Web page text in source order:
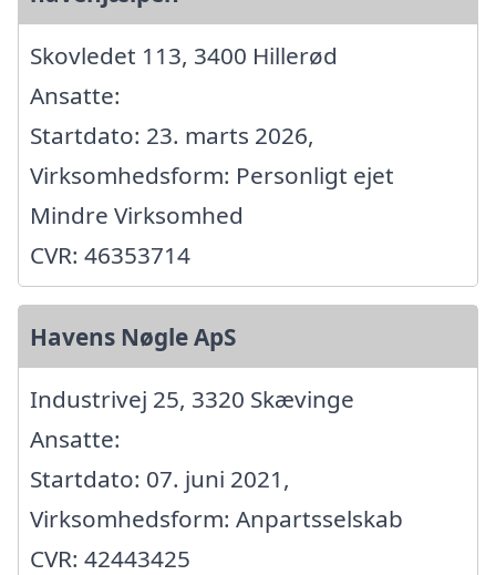
Skovledet 113, 3400 Hillerød
Ansatte:
Startdato: 23. marts 2026,
Virksomhedsform: Personligt ejet
Mindre Virksomhed
CVR: 46353714
Havens Nøgle ApS
Industrivej 25, 3320 Skævinge
Ansatte:
Startdato: 07. juni 2021,
Virksomhedsform: Anpartsselskab
CVR: 42443425